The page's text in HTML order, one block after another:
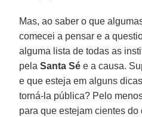
Mas, ao saber o que
comecei a pensar e a
alguma lista de todas as
pelaSanta Sé e a causa.
e que esteja em alguns
torná-la pública? Pelo
para que estejam cientes